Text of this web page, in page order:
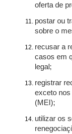
oferta de
postar ou
sobre o
recusar a
casos em
legal;
registrar
exceto nos
(MEI);
utilizar os